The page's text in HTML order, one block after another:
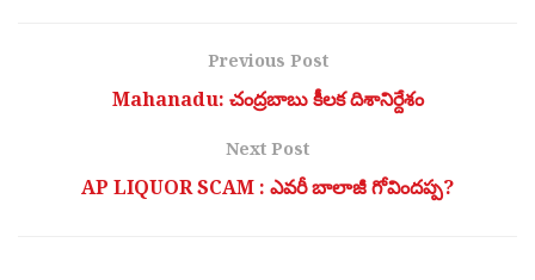
Previous Post
Mahanadu: చంద్రబాబు కీల‌క దిశానిర్దేశం
Next Post
AP LIQUOR SCAM : ఎవరీ బాలాజీ గోవిందప్ప?